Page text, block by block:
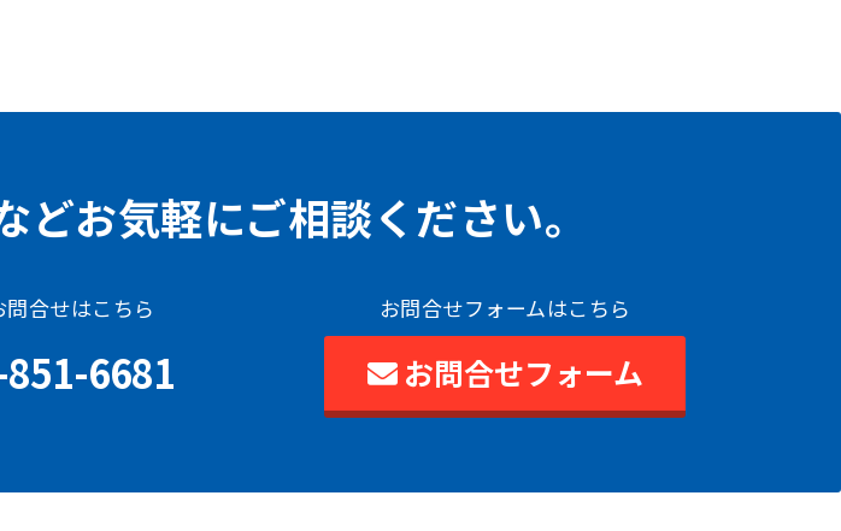
お気軽にご相談ください。
問合せはこちら
6681
お問合せフォームはこちら
お問合せフォーム